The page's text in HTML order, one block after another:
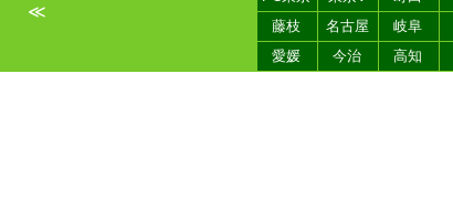
≪
藤枝
名古屋 岐阜
愛媛
今治 高知